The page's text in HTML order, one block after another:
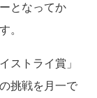
となってか
。
ストライ賞」
挑戦を月一で